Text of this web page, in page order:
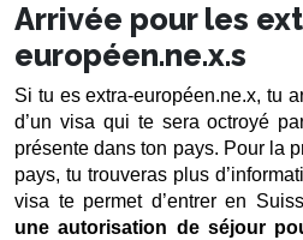
Arrivée pour les
européen.ne.x.s
Si tu es extra-européen.ne.x, tu
d’un visa qui te sera octroyé
présente dans ton pays. Pour la
pays, tu trouveras plus
une autorisation de séjour